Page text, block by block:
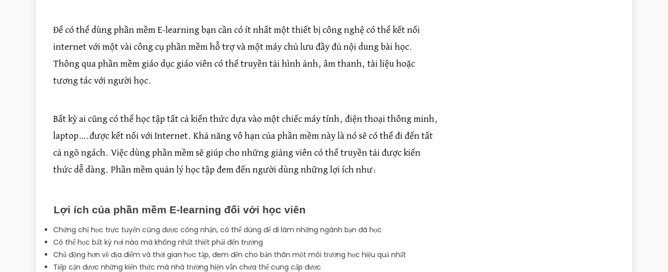
Để có thể dùng phần mềm E-learning bạn cần có ít nhất một thiết bị công nghệ có thể kết nối
internet với một vài công cụ phần mềm hỗ trợ và một máy chủ lưu đầy đủ nội dung bài học.
Thông qua phần mềm giáo dục giáo viên có thể truyền tải hình ảnh, âm thanh, tài liệu hoặc
tương tác với người học.
Bất kỳ ai cũng có thể học tập tất cả kiến thức dựa vào một chiếc máy tính, điện thoại thông minh,
laptop….được kết nối với Internet. Khả năng vô hạn của phần mềm này là nó sẽ có thể đi đến tất
cả ngõ ngách. Việc dùng phần mềm sẽ giúp cho những giảng viên có thể truyền tải được kiến
thức dễ dàng. Phần mềm quản lý học tập đem đến người dùng những lợi ích như:
Lợi ích của phần mềm E-learning đối với học viên
Chứng chỉ học trực tuyến cũng được công nhận, có thể dùng để đi làm những ngành bạn đã học
Có thể học bất kỳ nơi nào mà không nhất thiết phải đến trường
Chủ động hơn về địa điểm và thời gian học tập, đem đến cho bản thân một môi trường học hiệu quả nhất
Tiếp cận được những kiến thức mà nhà trường hiện vẫn chưa thể cung cấp được